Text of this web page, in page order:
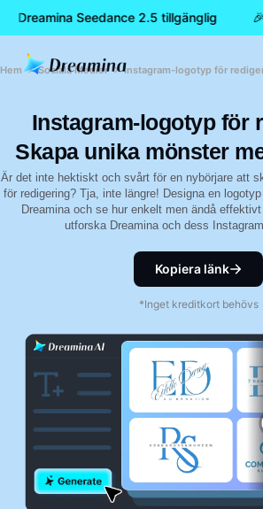
Dreamina Seedance 2.5 tillgänglig
Hem Sociala Medier
Instagram-logotyp för
Skapa unika mönster
Är det inte hektiskt och svårt för en nybörjare att
för redigering? Tja, inte längre! Designa en
Dreamina och se hur enkelt men ändå
utforska Dreamina och dess
Kopiera länk
*Inget kreditkort behövs